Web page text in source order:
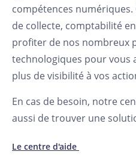
compétences
de collecte, comptabilité
profiter de nos nombreux
technologiques pour vous
plus de visibilité à vos
En cas de besoin, notre
aussi de trouver une
Le centre d'aide